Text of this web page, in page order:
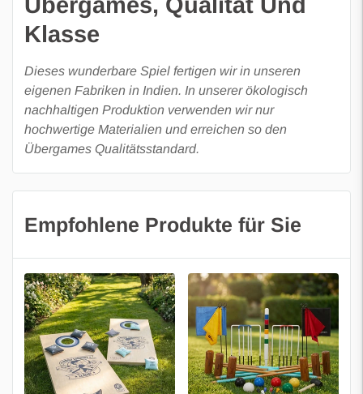
eine Aufbewahrungstasche aus Nylon
einen Holztrolley
bearbeitet
- Der Kaufbetrag wird innerhalb der gesetzlichen Frist
erstattet
Die Kosten für die Rücksendung trägt gemäß den
geltenden deutschen gesetzlichen Bestimmungen der
Kunde, sofern nichts anderes vereinbart wurde.
Klasse
Dieses wunderbare Spiel fertigen wir in unseren
eigenen Fabriken in Indien. In unserer ökologisch
nachhaltigen Produktion verwenden wir nur
hochwertige Materialien und erreichen so den
Übergames Qualitätsstandard.
Empfohlene Produkte für Sie